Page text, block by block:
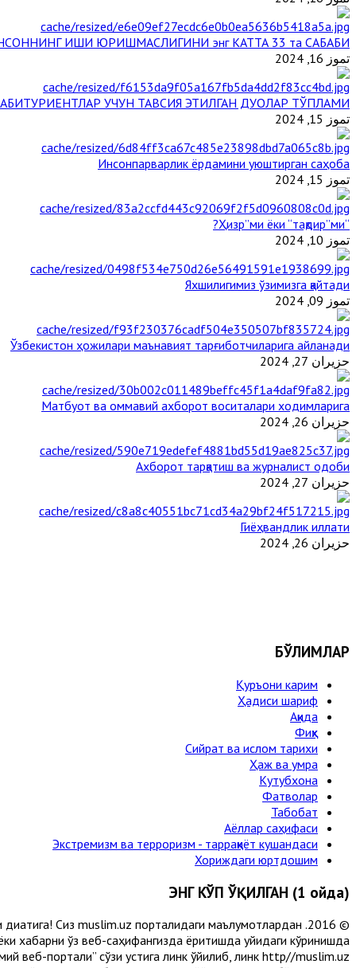
ИШИ ЮРИШМАСЛИГИНИ энг КАТТА 33 та САБАБИ
تموز 16, 2024
АБИТУРИЕНТЛАР УЧУН ТАВСИЯ ЭТИЛГАН ДУОЛАР ТЎПЛАМИ
تموز 15, 2024
Инсонпарварлик ёрдамини уюштирган саҳоба
تموز 15, 2024
“Ҳизр”ми ёки “тақдир”ми?
تموز 10, 2024
Яхшилигимиз ўзимизга қайтади
تموز 09, 2024
Ўзбекистон ҳожилари маънавият тарғиботчиларига айланади
حزيران 27, 2024
Матбуот ва оммавий ахборот воситалари ходимларига
حزيران 26, 2024
Ахборот тарқатиш ва журналист одоби
حزيران 27, 2024
Гиёҳвандлик иллати
حزيران 26, 2024
БЎЛИМЛАР
Қуръони карим
Ҳадиси шариф
Ақида
Фиқҳ
Сийрат ва ислом тарихи
Ҳаж ва умра
Кутубхона
Фатволар
Табобат
Аёллар саҳифаси
Экстремизм ва терроризм - тарраққиёт кушандаси
Хориждаги юртдошим
ЭНГ КЎП ЎҚИЛГАН (1 ойда)
диққатига! Сиз muslim.uz порталидаги маълумотлардан
хабарни ўз веб-саҳифангизда ёритишда қуйидаги кўринишда
веб-портали” сўзи устига линк қўйилиб, линк http//muslim.uz